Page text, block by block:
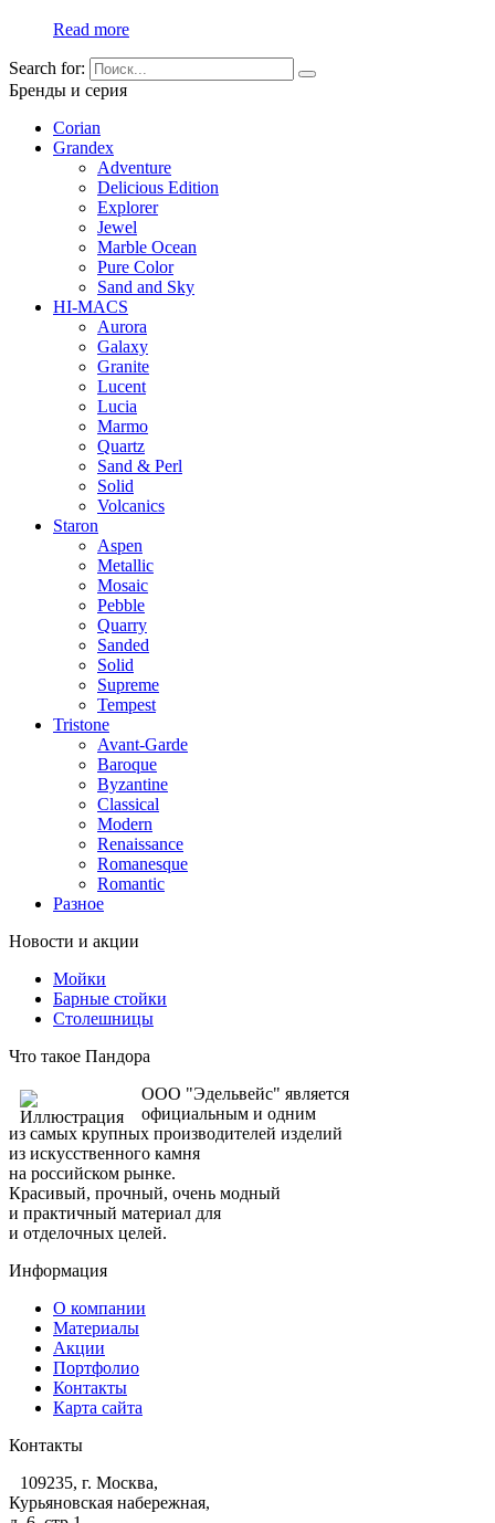
Read more
Search for:
Бренды и серия
Corian
Grandex
Adventure
Delicious Edition
Explorer
Jewel
Marble Ocean
Pure Color
Sand and Sky
HI-MACS
Aurora
Galaxy
Granite
Lucent
Lucia
Marmo
Quartz
Sand & Perl
Solid
Volcanics
Staron
Aspen
Metallic
Mosaic
Pebble
Quarry
Sanded
Solid
Supreme
Tempest
Tristone
Avant-Garde
Baroque
Byzantine
Classical
Modern
Renaissance
Romanesque
Romantic
Разное
Новости и акции
Мойки
Барные стойки
Столешницы
Что такое Пандора
ООО "Эдельвейс" является
официальным и одним
из самых крупных производителей изделий
из искусственного камня
на российском рынке.
Красивый, прочный, очень модный
и практичный материал для
и отделочных целей.
Информация
О компании
Материалы
Акции
Портфолио
Контакты
Карта сайта
Контакты
109235, г. Москва,
Курьяновская набережная,